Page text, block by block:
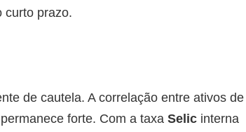
curto prazo.
de cautela. A correlação entre ativos de
forte. Com a taxa Selic interna